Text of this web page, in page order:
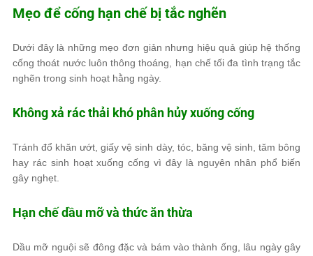
Mẹo để cống hạn chế bị tắc nghẽn
Dưới đây là những mẹo đơn giản nhưng hiệu quả giúp hệ thống
cống thoát nước luôn thông thoáng, hạn chế tối đa tình trạng tắc
nghẽn trong sinh hoạt hằng ngày.
Không xả rác thải khó phân hủy xuống cống
Tránh đổ khăn ướt, giấy vệ sinh dày, tóc, băng vệ sinh, tăm bông
hay rác sinh hoạt xuống cống vì đây là nguyên nhân phổ biến
gây nghẹt.
Hạn chế dầu mỡ và thức ăn thừa
Dầu mỡ nguội sẽ đông đặc và bám vào thành ống, lâu ngày gây